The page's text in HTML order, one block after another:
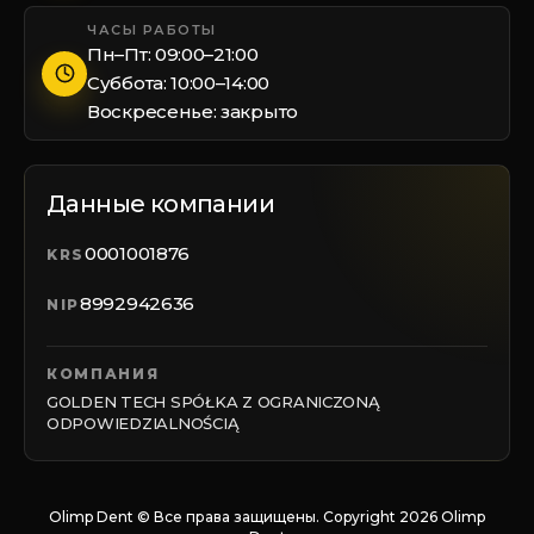
ЧАСЫ РАБОТЫ
Пн–Пт: 09:00–21:00
Суббота: 10:00–14:00
Воскресенье: закрыто
Данные компании
KRS0001001876
NIP8992942636
КОМПАНИЯ
GOLDEN TECH SPÓŁKA Z OGRANICZONĄ
ODPOWIEDZIALNOŚCIĄ
Olimp Dent © Все права защищены. Copyright 2026 Olimp